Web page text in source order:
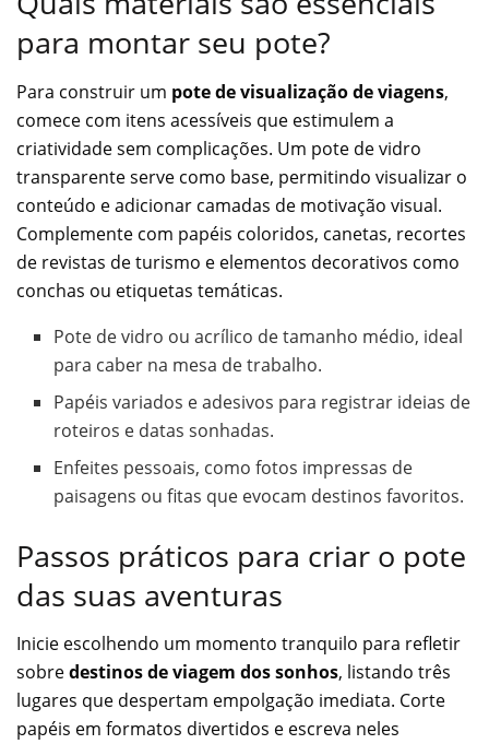
para montar seu pote?
Para construir um pote de visualização de viagens,
comece com itens acessíveis que estimulem a
criatividade sem complicações. Um pote de vidro
transparente serve como base, permitindo visualizar o
conteúdo e adicionar camadas de motivação visual.
Complemente com papéis coloridos, canetas, recortes
de revistas de turismo e elementos decorativos como
conchas ou etiquetas temáticas.
Pote de vidro ou acrílico de tamanho médio, ideal
para caber na mesa de trabalho.
Papéis variados e adesivos para registrar ideias de
roteiros e datas sonhadas.
Enfeites pessoais, como fotos impressas de
paisagens ou fitas que evocam destinos favoritos.
Passos práticos para criar o pote
das suas aventuras
Inicie escolhendo um momento tranquilo para refletir
sobredestinos de viagem dos sonhos, listando três
lugares que despertam empolgação imediata. Corte
papéis em formatos divertidos e escreva neles